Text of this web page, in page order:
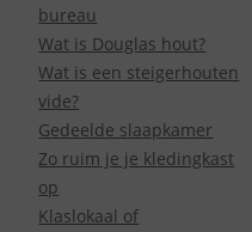
bureau
Wat is Douglas hout?
Wat is een steigerhouten
vide?
Gedeelde slaapkamer
Zo ruim je je kledingkast
op
Klaslokaal of